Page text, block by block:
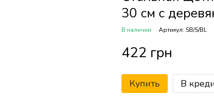
30 см с
В наличии Артикул: SB/S/BL
422 грн
Купить В